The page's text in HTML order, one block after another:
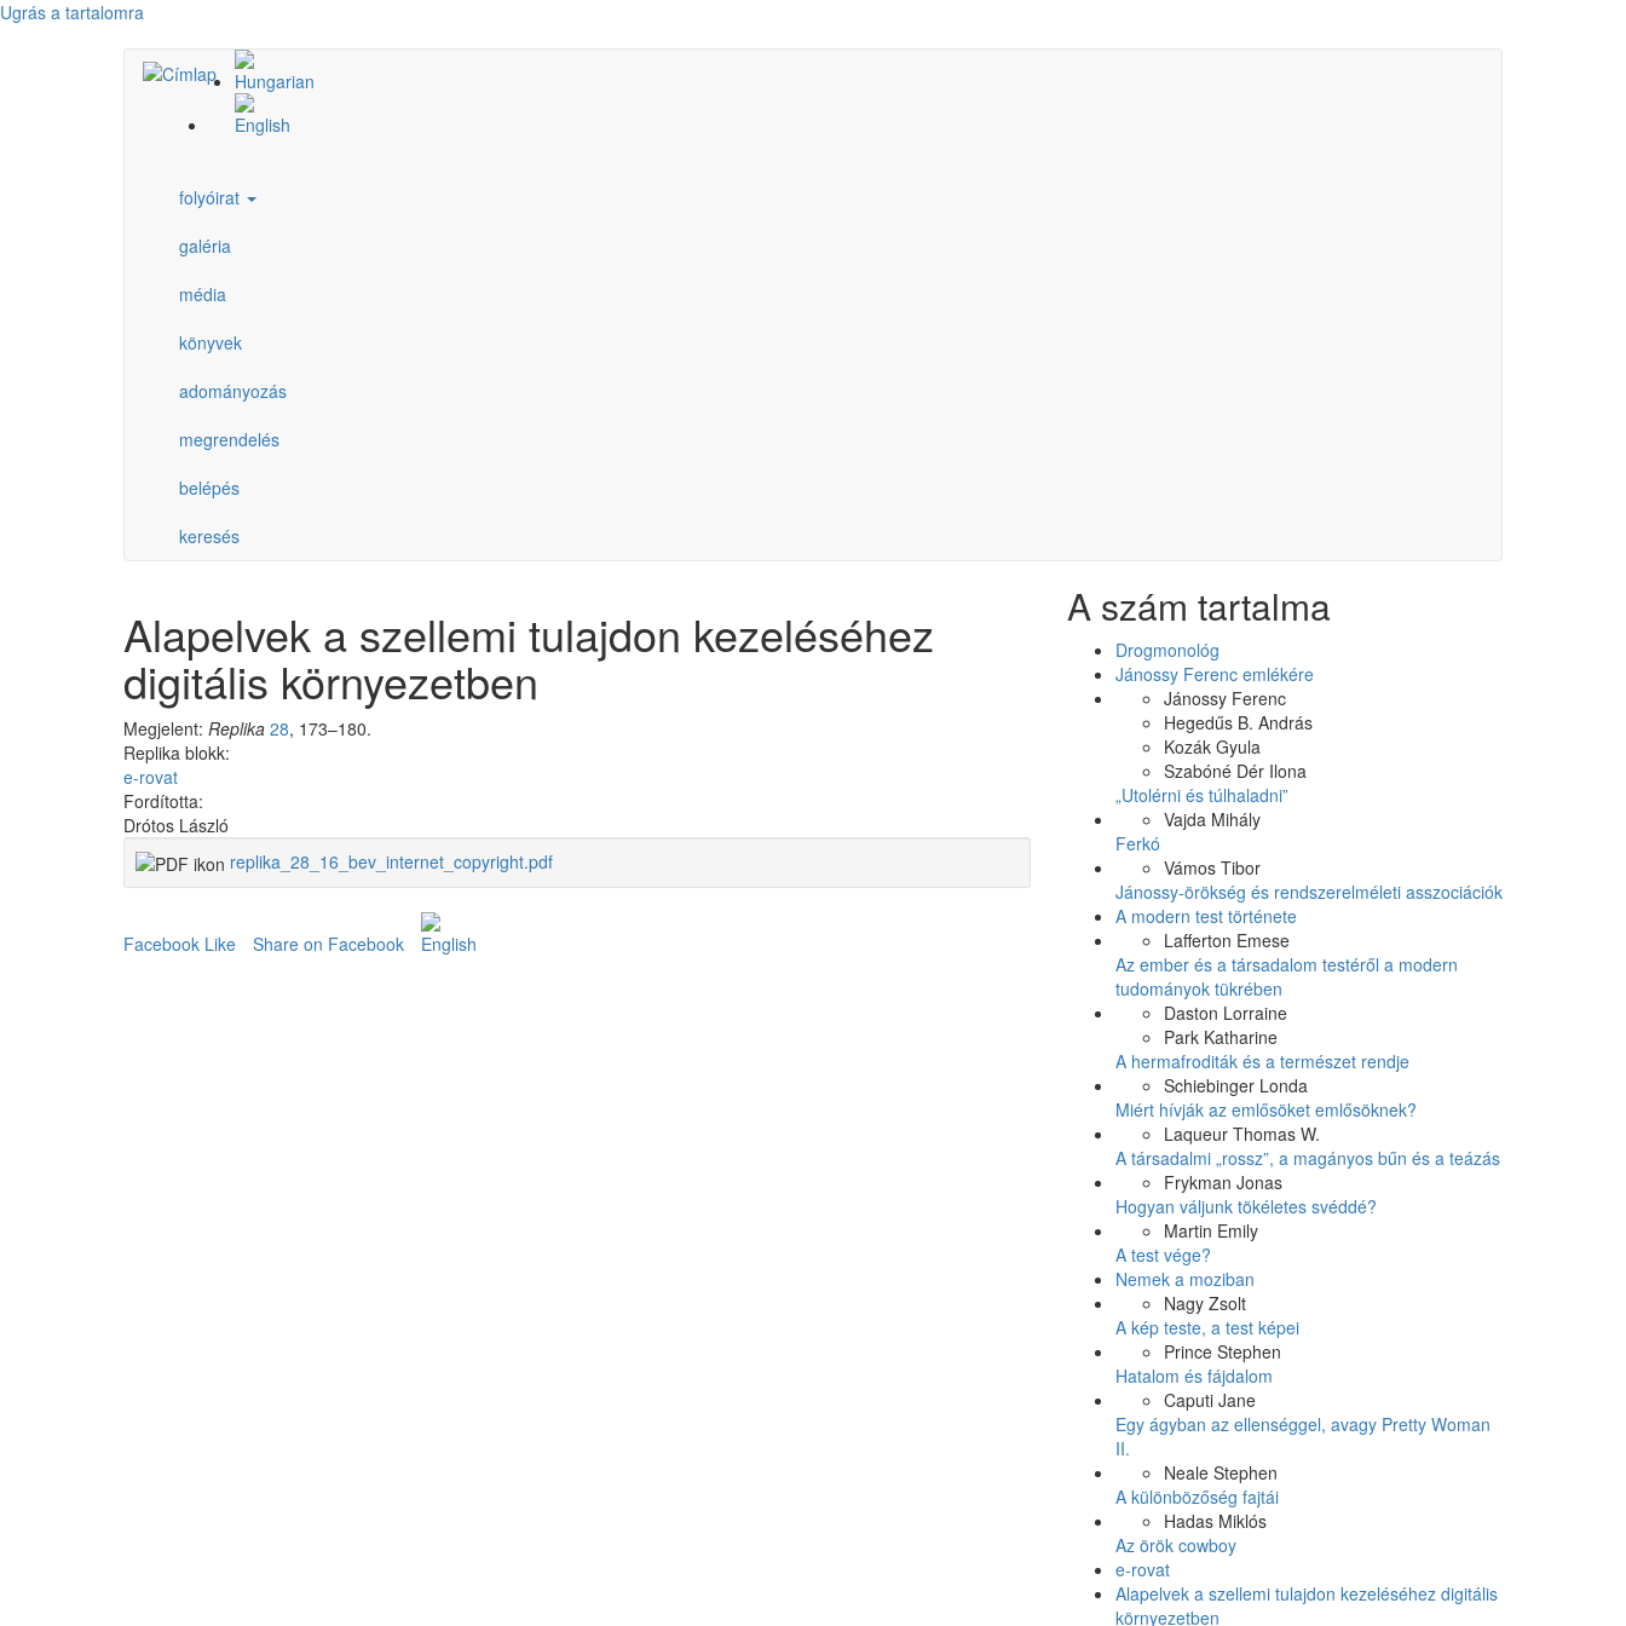
Ugrás a tartalomra
folyóirat
galéria
média
könyvek
adományozás
megrendelés
belépés
keresés
Alapelvek a szellemi tulajdon kezeléséhez
digitális környezetben
Megjelent: Replika 28, 173–180.
Replika blokk:
e-rovat
Fordította:
Drótos László
replika_28_16_bev_internet_copyright.pdf
Facebook Like Share on Facebook
A szám tartalma
Drogmonológ
Jánossy Ferenc emlékére
Jánossy Ferenc
Hegedűs B. András
Kozák Gyula
Szabóné Dér Ilona
„Utolérni és túlhaladni”
Vajda Mihály
Ferkó
Vámos Tibor
Jánossy-örökség és rendszerelméleti asszociációk
A modern test története
Lafferton Emese
Az ember és a társadalom testéről a modern
tudományok tükrében
Daston Lorraine
Park Katharine
A hermafroditák és a természet rendje
Schiebinger Londa
Miért hívják az emlősöket emlősöknek?
Laqueur Thomas W.
A társadalmi „rossz”, a magányos bűn és a teázás
Frykman Jonas
Hogyan váljunk tökéletes svéddé?
Martin Emily
A test vége?
Nemek a moziban
Nagy Zsolt
A kép teste, a test képei
Prince Stephen
Hatalom és fájdalom
Caputi Jane
Egy ágyban az ellenséggel, avagy Pretty Woman
II.
Neale Stephen
A különbözőség fajtái
Hadas Miklós
Az örök cowboy
e-rovat
Alapelvek a szellemi tulajdon kezeléséhez digitális
környezetben